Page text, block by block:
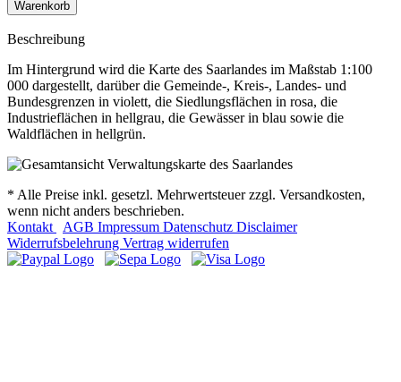
Beschreibung
Im Hintergrund wird die Karte des Saarlandes im Maßstab 1:100
000 dargestellt, darüber die Gemeinde-, Kreis-, Landes- und
Bundesgrenzen in violett, die Siedlungsflächen in rosa, die
Industrieflächen in hellgrau, die Gewässer in blau sowie die
Waldflächen in hellgrün.
* Alle Preise inkl. gesetzl. Mehrwertsteuer zzgl. Versandkosten,
wenn nicht anders beschrieben.
Kontakt
AGB Impressum Datenschutz Disclaimer
Widerrufsbelehrung Vertrag widerrufen